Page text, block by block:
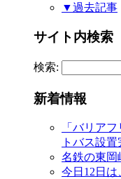
▼過去記事
サイト内検索
検索:
新着情報
「バリア
トバス設置
名鉄の東
今日12日